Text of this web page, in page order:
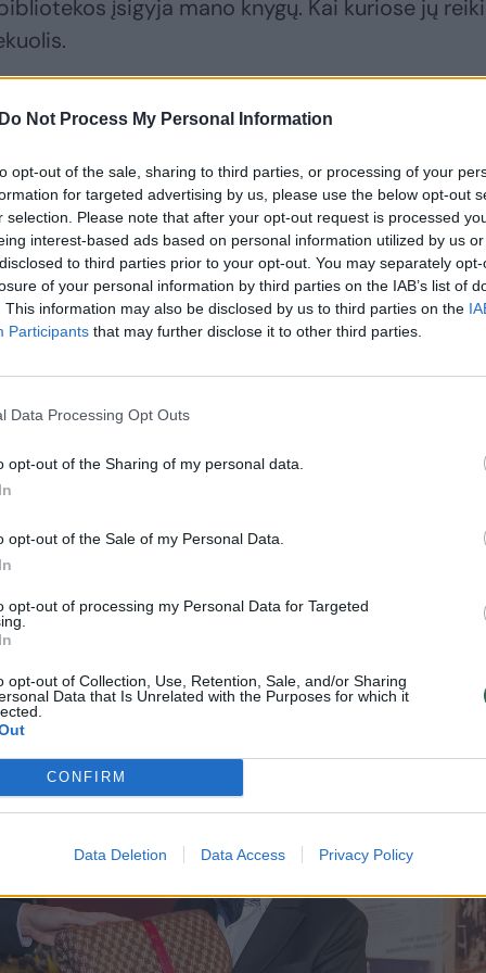
Do Not Process My Personal Information
opt-out of the sale, sharing to third parties, or processing of your
for targeted advertising by us, please use the below opt-out
selection. Please note that after your opt-out request is processed
interest-based ads based on personal information utilized by us
to third parties prior to your opt-out. You may separately
of your personal information by third parties on the IAB’s list of
This information may also be disclosed by us to third parties on the
Participants that may further disclose it to other third parties.
Data Processing Opt Outs
opt-out of the Sharing of my personal data.
opt-out of the Sale of my Personal Data.
opt-out of processing my Personal Data for Targeted
opt-out of Collection, Use, Retention, Sale, and/or Sharing
Data that Is Unrelated with the Purposes for which it
CONFIRM
Data Deletion Data Access Privacy Policy
įsigyja mano knygų. Kai kuriose jų
laukia tik mėgėjai. Jis rašo kasdien. Buvęs TV
Prieš dvejus metus, kitą dieną po
pargriuvo ir susilaužė šlaunikaulį.
pasiremdamas lazda. Be to, sunku vairuoti
ir beprotiškai dėl to džiaugiuosi, – apie
– Žmona duoda valgyti, paglosto. Nusiprausiu
Skubu rašyti, nes nežinau, kiek dar liko gyventi.
plokštėmis, vinimis, bet visa tai nepadeda
prospektą pasiramsčiuodamas lazdele